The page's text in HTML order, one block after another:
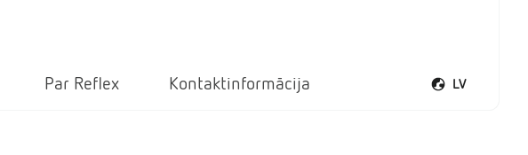
Par Reflex Kontaktinformācija LV
Atvērt valodu